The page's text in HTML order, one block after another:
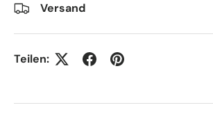
Versand
Teilen: